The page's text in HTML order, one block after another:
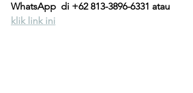
WhatsApp  di +62 813-3896-6331 atau
klik link ini